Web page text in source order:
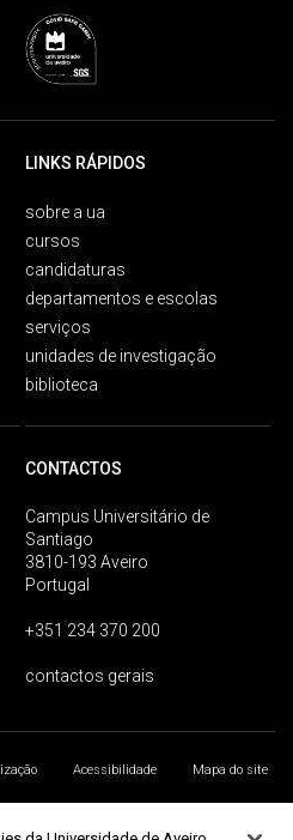
LINKS RÁPIDOS
sobre a ua
cursos
candidaturas
departamentos e escolas
serviços
unidades de investigação
biblioteca
CONTACTOS
Campus Universitário de
Santiago
3810-193 Aveiro
Portugal
+351 234 370 200
contactos gerais
Acessibilidade
Mapa do site